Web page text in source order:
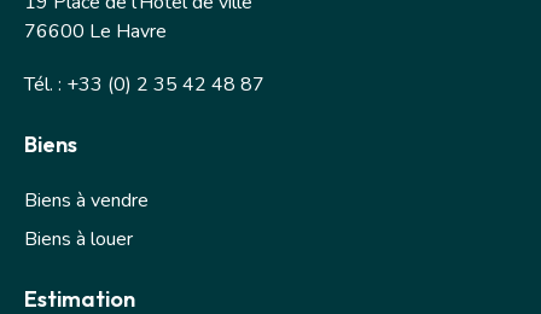
76600 Le Havre
Tél. : +33 (0) 2 35 42 48 87
Biens
Biens à vendre
Biens à louer
Estimation